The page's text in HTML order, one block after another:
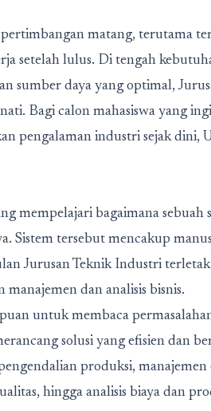
matang, terutama
setelah lulus. Di tengah
sumber daya yang optimal,
Bagi calon mahasiswa yang
pengalaman industri sejak dini,
mempelajari bagaimana sebuah
Sistem tersebut mencakup
Jurusan Teknik Industri
dan analisis bisnis.
untuk membaca
solusi yang efisien dan
produksi, manajemen
hingga analisis biaya dan